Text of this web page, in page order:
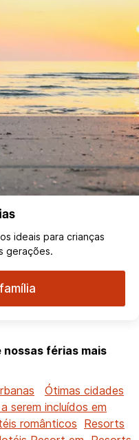
ideais para crianças
gerações.
nossas férias mais
Ótimas cidades
serem incluídos em
românticos Resorts